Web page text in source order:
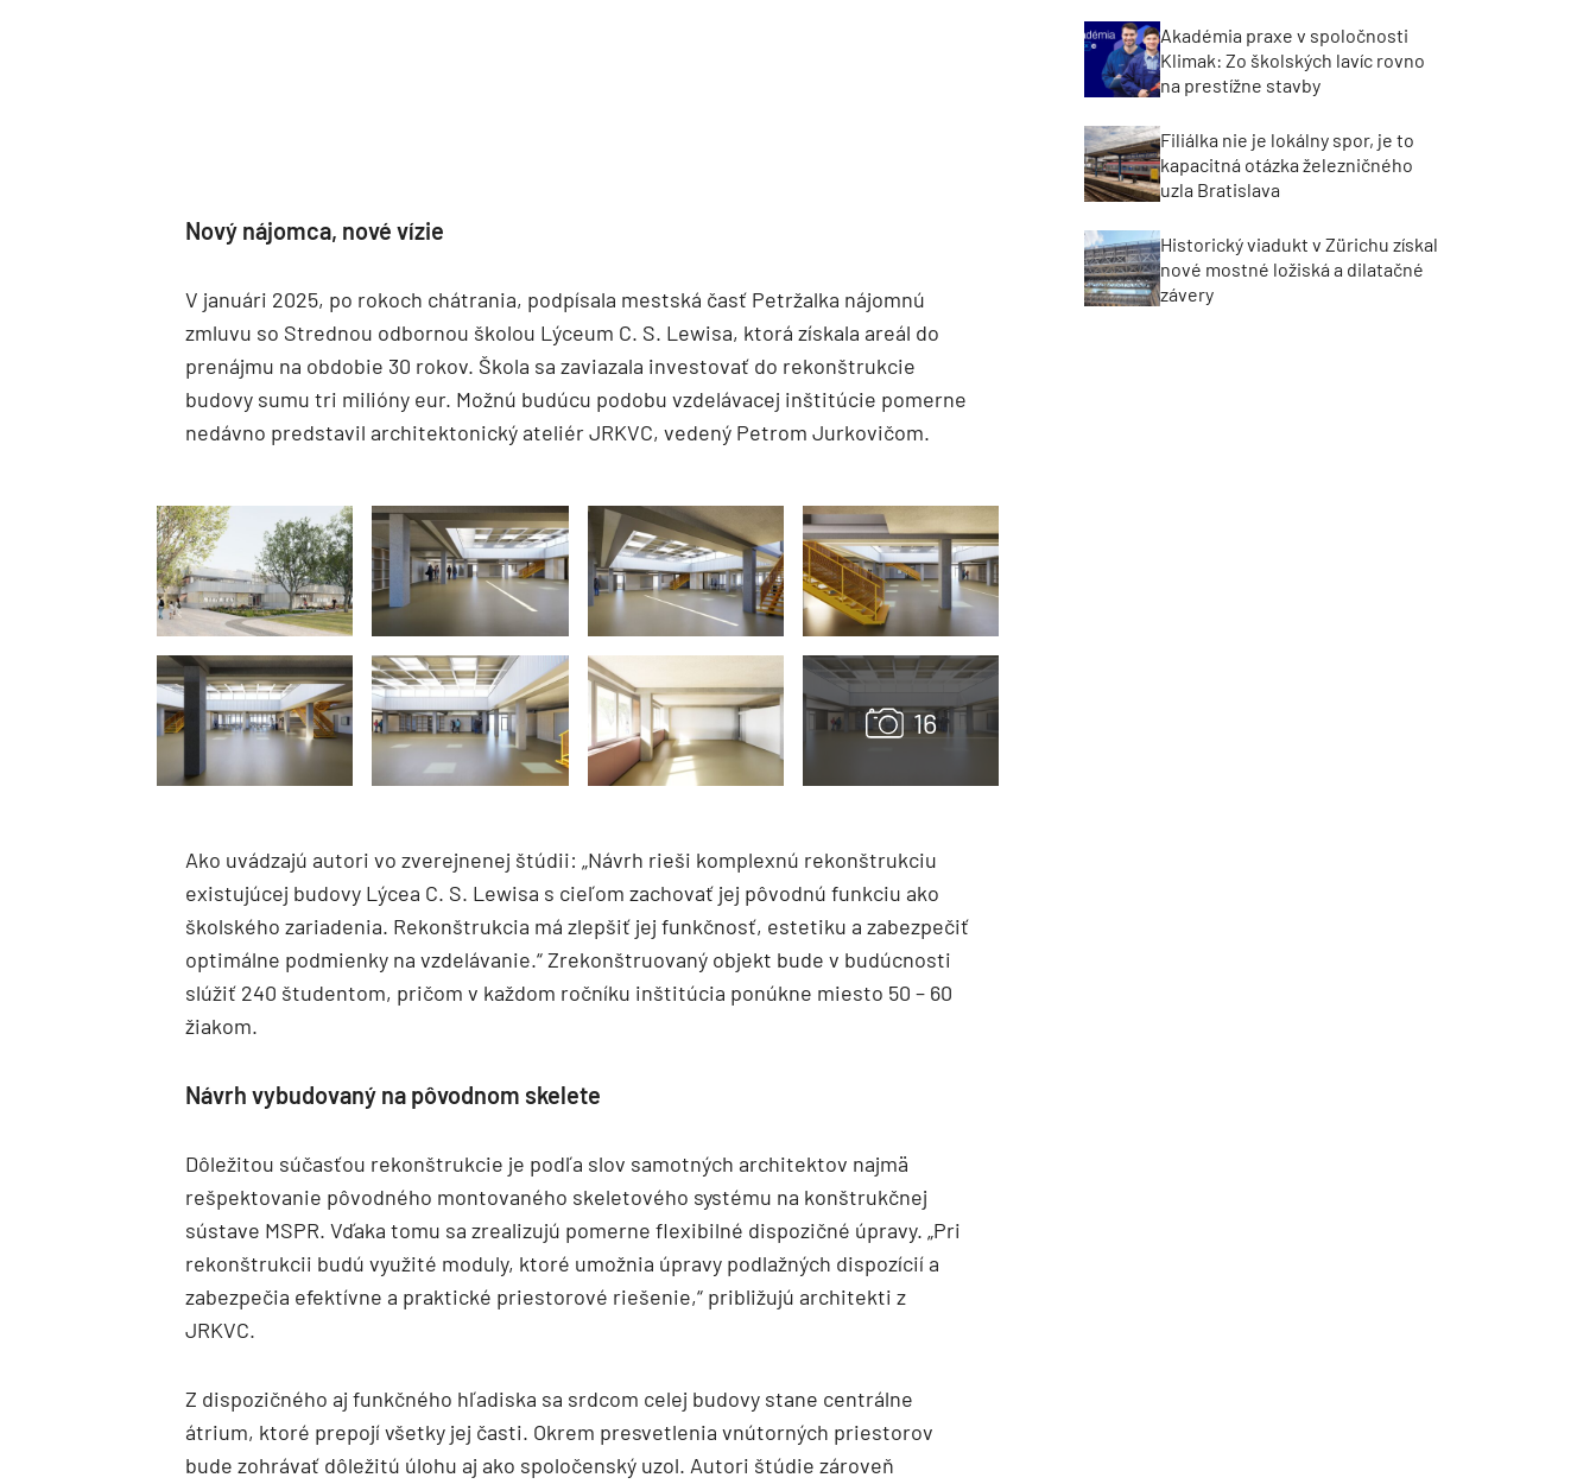
Nový nájomca, nové vízie
V januári 2025, po rokoch chátrania, podpísala mestská časť Petržalka nájomnú
zmluvu so Strednou odbornou školou Lýceum C. S. Lewisa, ktorá získala areál do
prenájmu na obdobie 30 rokov. Škola sa zaviazala investovať do rekonštrukcie
budovy sumu tri milióny eur. Možnú budúcu podobu vzdelávacej inštitúcie pomerne
nedávno predstavil architektonický ateliér JRKVC, vedený Petrom Jurkovičom.
Ako uvádzajú autori vo zverejnenej štúdii: „Návrh rieši komplexnú rekonštrukciu
existujúcej budovy Lýcea C. S. Lewisa s cieľom zachovať jej pôvodnú funkciu ako
školského zariadenia. Rekonštrukcia má zlepšiť jej funkčnosť, estetiku a zabezpečiť
optimálne podmienky na vzdelávanie.“ Zrekonštruovaný objekt bude v budúcnosti
slúžiť 240 študentom, pričom v každom ročníku inštitúcia ponúkne miesto 50 – 60
žiakom.
Návrh vybudovaný na pôvodnom skelete
Dôležitou súčasťou rekonštrukcie je podľa slov samotných architektov najmä
rešpektovanie pôvodného montovaného skeletového systému na konštrukčnej
sústave MSPR. Vďaka tomu sa zrealizujú pomerne flexibilné dispozičné úpravy. „Pri
rekonštrukcii budú využité moduly, ktoré umožnia úpravy podlažných dispozícií a
zabezpečia efektívne a praktické priestorové riešenie,“ približujú architekti z
JRKVC.
Z dispozičného aj funkčného hľadiska sa srdcom celej budovy stane centrálne
átrium, ktoré prepojí všetky jej časti. Okrem presvetlenia vnútorných priestorov
bude zohrávať dôležitú úlohu aj ako spoločenský uzol. Autori štúdie zároveň
Akadémia praxe v spoločnosti
Klimak: Zo školských lavíc rovno
na prestížne stavby
Filiálka nie je lokálny spor, je to
kapacitná otázka železničného
uzla Bratislava
Historický viadukt v Zürichu získal
nové mostné ložiská a dilatačné
závery